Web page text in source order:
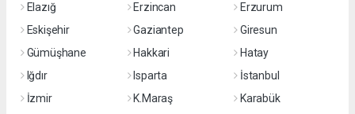
Elazığ
Erzincan
Erzurum
Eskişehir
Gaziantep
Giresun
Gümüşhane
Hakkari
Hatay
Iğdır
Isparta
İstanbul
İzmir
K.Maraş
Karabük